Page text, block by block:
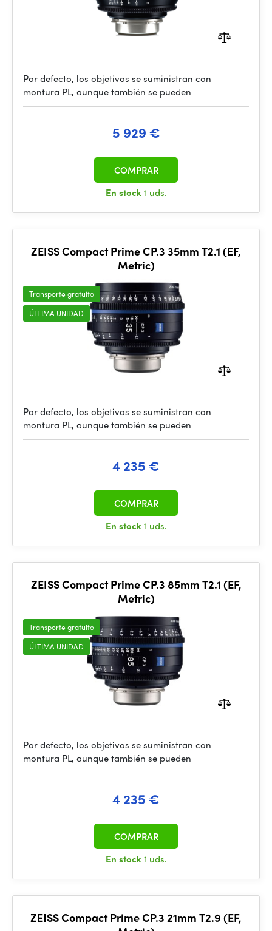
Por defecto, los objetivos se suministran con
montura PL, aunque también se pueden
5 929 €
En stock1 uds.
COMPRAR
ZEISS Compact Prime CP.3 35mm T2.1 (EF,
Metric)
Transporte gratuito
ÚLTIMA UNIDAD
Por defecto, los objetivos se suministran con
montura PL, aunque también se pueden
4 235 €
En stock1 uds.
COMPRAR
ZEISS Compact Prime CP.3 85mm T2.1 (EF,
Metric)
Transporte gratuito
ÚLTIMA UNIDAD
Por defecto, los objetivos se suministran con
montura PL, aunque también se pueden
4 235 €
En stock1 uds.
COMPRAR
ZEISS Compact Prime CP.3 21mm T2.9 (EF,